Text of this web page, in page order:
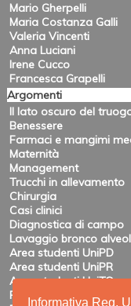
Informativa Reg.
Mario Gherpelli
Maria Costanza Galli
Valeria Vincenti
Anna Luciani
Irene Cucco
Francesca Grapelli
Argomenti
Il lato oscuro del
Benessere
Farmaci e mangimi
Maternità
Management
Trucchi in allevamento
Chirurgia
Casi clinici
Diagnostica di campo
Lavaggio bronco
Area studenti UniPD
Area studenti UniPR
Area studenti UniTO
Recensioni di eventi